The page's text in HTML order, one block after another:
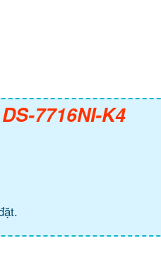
7716NI-K4